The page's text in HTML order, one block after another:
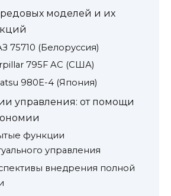
моделей и их
75710 (Белоруссия)
795F AC (США)
980E-4 (Япония)
управления: от помощи
функции
управления
внедрения полной